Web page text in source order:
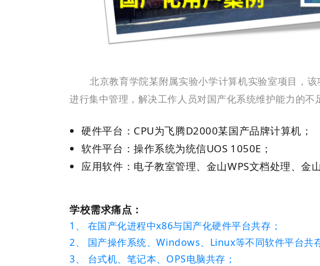
北京教育学院某附属实验小学计算机实验室项目，
进行集中管理，解决工作人员对国产化系统维护能力的不
硬件平台： CPU为飞腾D2000某国产品牌计算机；
软件平台：操作系统为统信UOS 1050E；
应用软件：电子教室管理、金山WPS文档处理、金
学校需求痛点：
1、 在国产化进程中x86与国产化硬件平台共存；
2、 国产操作系统、Windows、Linux等不同软件平台共
3、 台式机、笔记本、OPS电脑共存；